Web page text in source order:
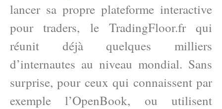
lancer sa propre plateforme interactive
pour traders, le TradingFloor.fr qui
réunit déjà quelques milliers
d’internautes au niveau mondial. Sans
surprise, pour ceux qui connaissent par
exemple l’OpenBook, ou utilisent